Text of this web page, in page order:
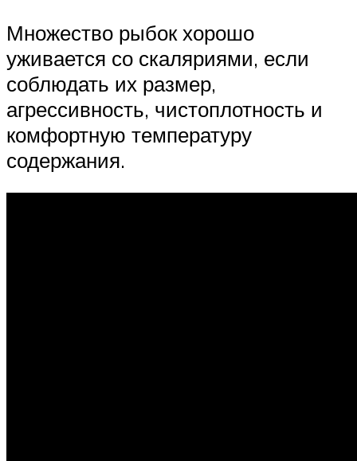
Множество рыбок хорошо
уживается со скаляриями, если
соблюдать их размер,
агрессивность, чистоплотность и
комфортную температуру
содержания.